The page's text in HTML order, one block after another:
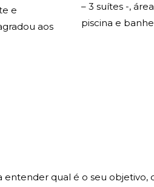
e
aos
– 3 suítes -,
piscina e
entender qual é o seu objetivo,